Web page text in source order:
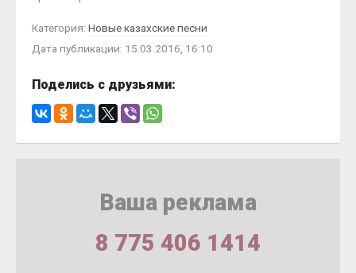
Категория: Новые казахские песни
Дата публикации: 15.03.2016, 16:10
Поделись с друзьями:
Ваша реклама
8 775 406 1414